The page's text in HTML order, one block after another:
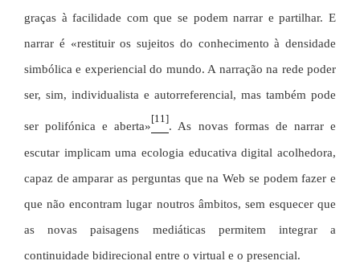
graças à facilidade com que se podem narrar e partilhar. E
narrar é «restituir os sujeitos do conhecimento à densidade
simbólica e experiencial do mundo. A narração na rede poder
ser, sim, individualista e autorreferencial, mas também pode
ser polifónica e aberta»
[11]
. As novas formas de narrar e
escutar implicam uma ecologia educativa digital acolhedora,
capaz de amparar as perguntas que na Web se podem fazer e
que não encontram lugar noutros âmbitos, sem esquecer que
as novas paisagens mediáticas permitem integrar a
continuidade bidirecional entre o virtual e o presencial.